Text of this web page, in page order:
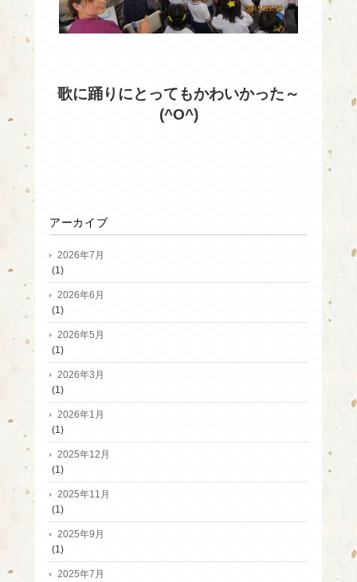
歌に踊りにとってもかわいかった～
(^O^)
アーカイブ
2026年7月
(1)
2026年6月
(1)
2026年5月
(1)
2026年3月
(1)
2026年1月
(1)
2025年12月
(1)
2025年11月
(1)
2025年9月
(1)
2025年7月